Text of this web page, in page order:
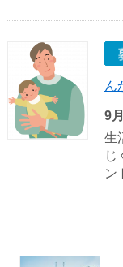
ん
9
生
じ
ン